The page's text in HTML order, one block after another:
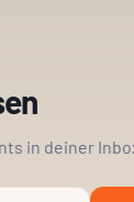
in deiner